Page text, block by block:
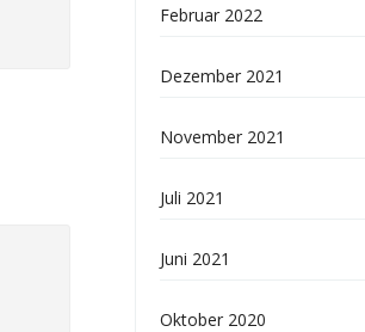
Februar 2022
Dezember 2021
November 2021
Juli 2021
Juni 2021
Oktober 2020